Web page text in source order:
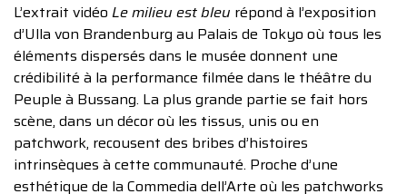
L’extrait vidéo Le milieu est bleu répond à l’exposition
d’Ulla von Brandenburg au Palais de Tokyo où tous les
éléments dispersés dans le musée donnent une
crédibilité à la performance filmée dans le théâtre du
Peuple à Bussang. La plus grande partie se fait hors
scène, dans un décor où les tissus, unis ou en
patchwork, recousent des bribes d’histoires
intrinsèques à cette communauté. Proche d’une
esthétique de la Commedia dell’Arte où les patchworks